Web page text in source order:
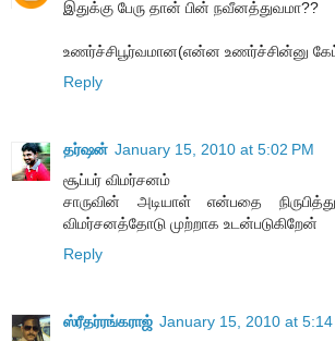
இதுக்கு பேரு தான் பின் நவீனத்துவமா??
உணர்ச்சிபூர்வமான(என்ன உணர்ச்சின்னு
Reply
தர்ஷன் January 15, 2010 at 5:02 PM
சூப்பர் விமர்சனம்
சாருவின் அடியாள் என்பதை
விமர்சனத்தோடு முற்றாக உடன்படுகிறேன்
Reply
ஸ்ரீதர்ரங்கராஜ் January 15, 2010 at 5:14